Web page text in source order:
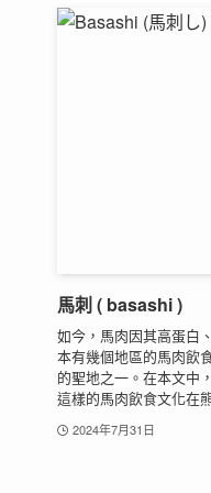
馬刺 ( basashi )
如今，馬肉因其高蛋白
本有幾個地區的馬肉飲
的聖地之一。在本文中
這樣的馬肉飲食文化在
2024年7月31日